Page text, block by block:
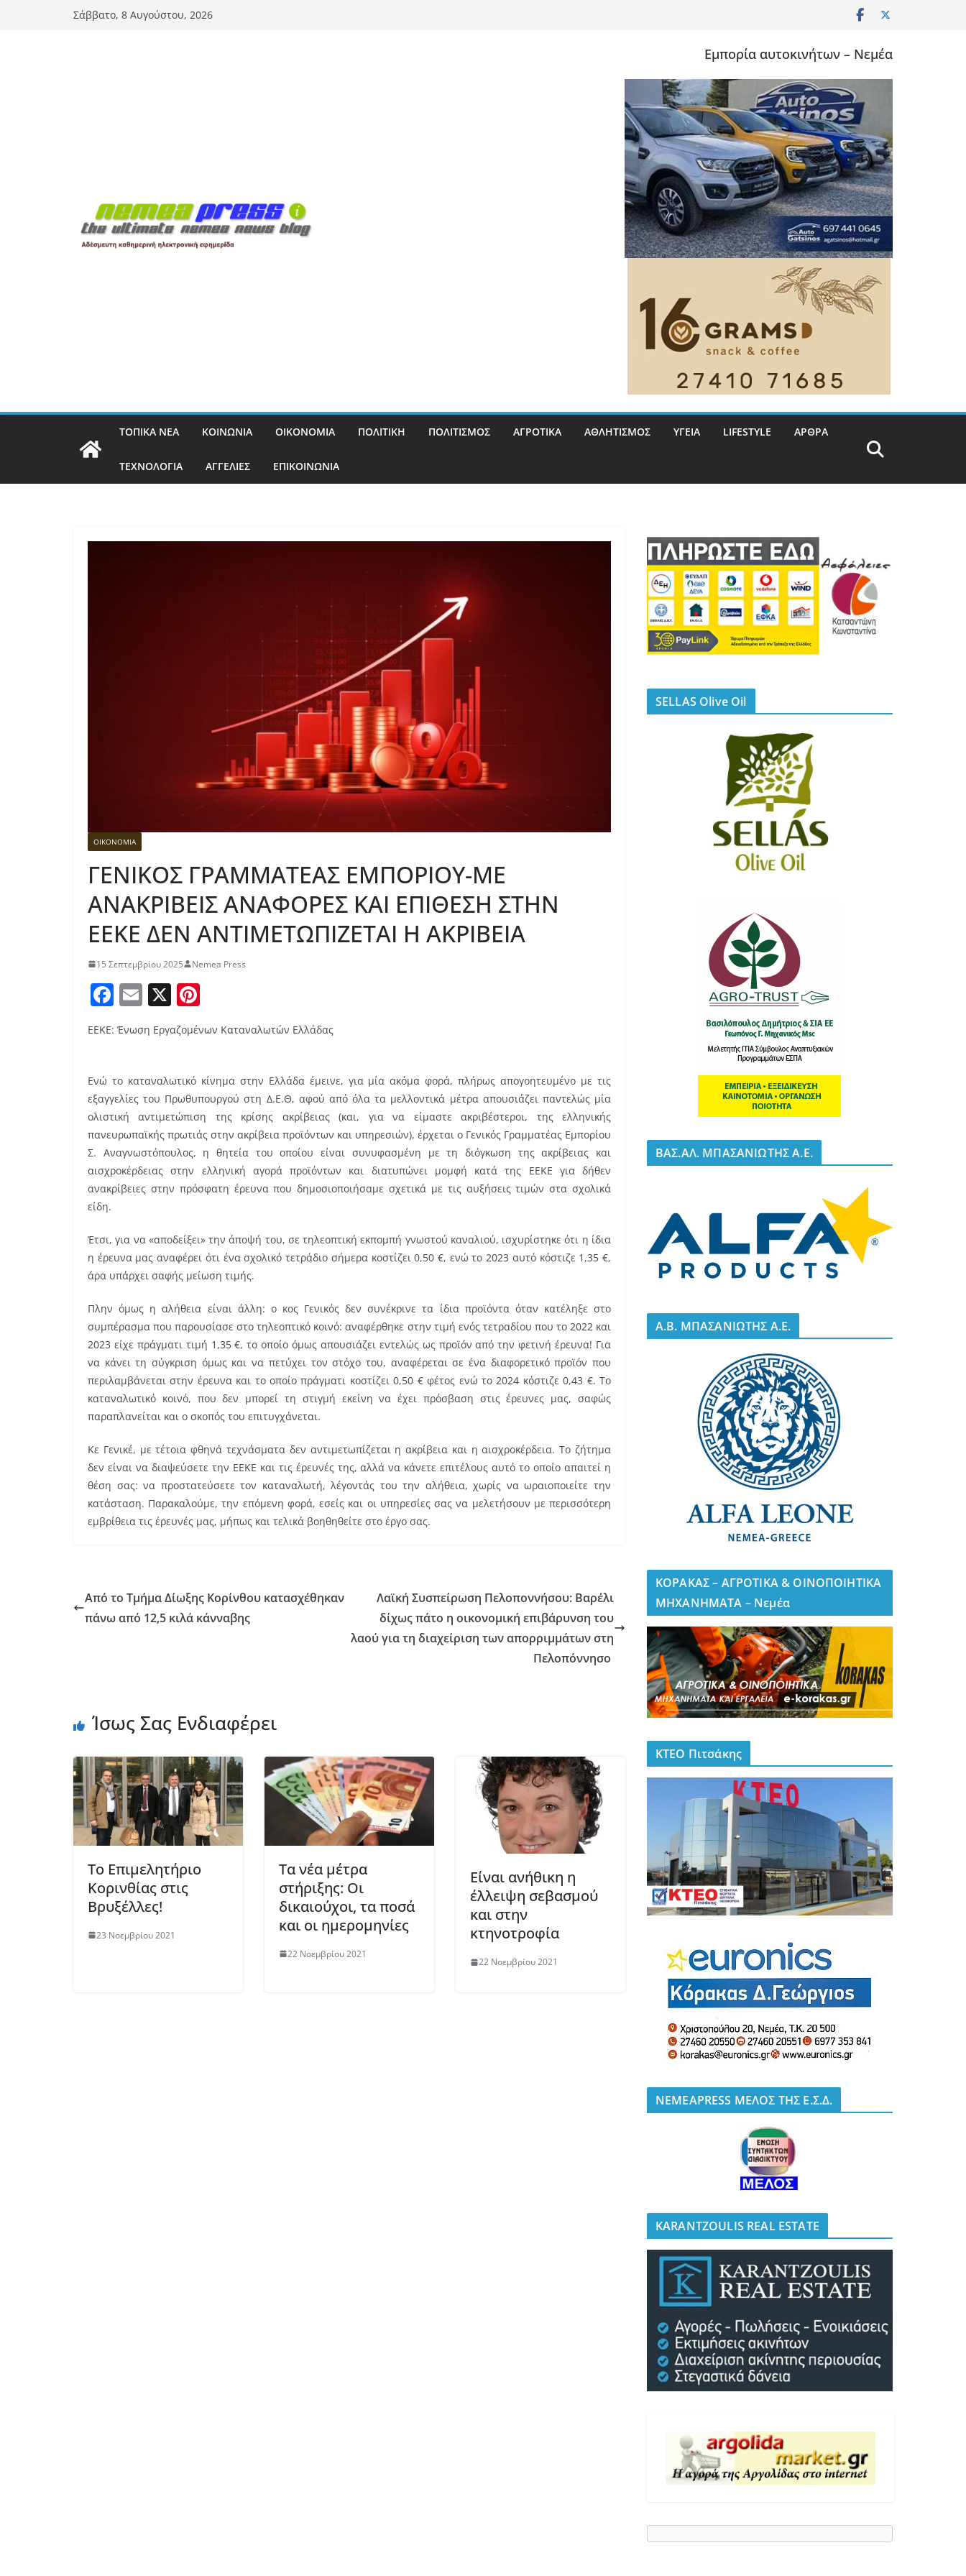
Σάββατο, 8 Αυγούστου, 2026
Εμπορία αυτοκινήτων – Νεμέα
ΤΟΠΙΚΑ ΝΕΑ ΚΟΙΝΩΝΙΑ ΟΙΚΟΝΟΜΙΑ ΠΟΛΙΤΙΚΗ ΠΟΛΙΤΙΣΜΟΣ ΑΓΡΟΤΙΚΑ ΑΘΛΗΤΙΣΜΟΣ ΥΓΕΙΑ LIFESTYLE ΑΡΘΡΑ
ΤΕΧΝΟΛΟΓΙΑ ΑΓΓΕΛΙΕΣ ΕΠΙΚΟΙΝΩΝΙΑ
ΟΙΚΟΝΟΜΙΑ
ΓΕΝΙΚΟΣ ΓΡΑΜΜΑΤΕΑΣ ΕΜΠΟΡΙΟΥ-ΜΕ
ΑΝΑΚΡΙΒΕΙΣ ΑΝΑΦΟΡΕΣ ΚΑΙ ΕΠΙΘΕΣΗ ΣΤΗΝ
ΕΕΚΕ ΔΕΝ ΑΝΤΙΜΕΤΩΠΙΖΕΤΑΙ Η ΑΚΡΙΒΕΙΑ
15 Σεπτεμβρίου 2025 Nemea Press
F
c
b
o
o
k
E
ai
X
er
st
ΕΕΚΕ: Ένωση Εργαζομένων Καταναλωτών Ελλάδας
Ενώ το καταναλωτικό κίνημα στην Ελλάδα έμεινε, για μία ακόμα φορά, πλήρως απογοητευμένο με τις
εξαγγελίες του Πρωθυπουργού στη Δ.Ε.Θ, αφού από όλα τα μελλοντικά μέτρα απουσιάζει παντελώς μία
ολιστική αντιμετώπιση της κρίσης ακρίβειας (και, για να είμαστε ακριβέστεροι, της ελληνικής
πανευρωπαϊκής πρωτιάς στην ακρίβεια προϊόντων και υπηρεσιών), έρχεται ο Γενικός Γραμματέας Εμπορίου
Σ. Αναγνωστόπουλος, η θητεία του οποίου είναι συνυφασμένη με τη διόγκωση της ακρίβειας και
αισχροκέρδειας στην ελληνική αγορά προϊόντων και διατυπώνει μομφή κατά της ΕΕΚΕ για δήθεν
ανακρίβειες στην πρόσφατη έρευνα που δημοσιοποιήσαμε σχετικά με τις αυξήσεις τιμών στα σχολικά
είδη.
Έτσι, για να «αποδείξει» την άποψή του, σε τηλεοπτική εκπομπή γνωστού καναλιού, ισχυρίστηκε ότι η ίδια
η έρευνα μας αναφέρει ότι ένα σχολικό τετράδιο σήμερα κοστίζει 0,50 €, ενώ το 2023 αυτό κόστιζε 1,35 €,
άρα υπάρχει σαφής μείωση τιμής.
Πλην όμως η αλήθεια είναι άλλη: ο κος Γενικός δεν συνέκρινε τα ίδια προϊόντα όταν κατέληξε στο
συμπέρασμα που παρουσίασε στο τηλεοπτικό κοινό: αναφέρθηκε στην τιμή ενός τετραδίου που το 2022 και
2023 είχε πράγματι τιμή 1,35 €, το οποίο όμως απουσιάζει εντελώς ως προϊόν από την φετινή έρευνα! Για
να κάνει τη σύγκριση όμως και να πετύχει τον στόχο του, αναφέρεται σε ένα διαφορετικό προϊόν που
περιλαμβάνεται στην έρευνα και το οποίο πράγματι κοστίζει 0,50 € φέτος ενώ το 2024 κόστιζε 0,43 €. Το
καταναλωτικό κοινό, που δεν μπορεί τη στιγμή εκείνη να έχει πρόσβαση στις έρευνες μας, σαφώς
παραπλανείται και ο σκοπός του επιτυγχάνεται.
Κε Γενικέ, με τέτοια φθηνά τεχνάσματα δεν αντιμετωπίζεται η ακρίβεια και η αισχροκέρδεια. Το ζήτημα
δεν είναι να διαψεύσετε την ΕΕΚΕ και τις έρευνές της, αλλά να κάνετε επιτέλους αυτό το οποίο απαιτεί η
θέση σας: να προστατεύσετε τον καταναλωτή, λέγοντάς του την αλήθεια, χωρίς να ωραιοποιείτε την
κατάσταση. Παρακαλούμε, την επόμενη φορά, εσείς και οι υπηρεσίες σας να μελετήσουν με περισσότερη
εμβρίθεια τις έρευνές μας, μήπως και τελικά βοηθηθείτε στο έργο σας.
Από το Τμήμα Δίωξης Κορίνθου κατασχέθηκαν
πάνω από 12,5 κιλά κάνναβης
Λαϊκή Συσπείρωση Πελοποννήσου: Βαρέλι
δίχως πάτο η οικονομική επιβάρυνση του
λαού για τη διαχείριση των απορριμμάτων στη
Πελοπόννησο
Ίσως Σας Ενδιαφέρει
Το Επιμελητήριο
Κορινθίας στις
Βρυξέλλες!
23 Νοεμβρίου 2021
Τα νέα μέτρα
στήριξης: Οι
δικαιούχοι, τα ποσά
και οι ημερομηνίες
22 Νοεμβρίου 2021
Είναι ανήθικη η
έλλειψη σεβασμού
και στην
κτηνοτροφία
22 Νοεμβρίου 2021
SELLAS Olive Oil
BΑΣ.ΑΛ. ΜΠΑΣΑΝΙΩΤΗΣ Α.Ε.
A.B. ΜΠΑΣΑΝΙΩΤΗΣ Α.Ε.
ΚΟΡΑΚΑΣ – ΑΓΡΟΤΙΚΑ & ΟΙΝΟΠΟΙΗΤΙΚΑ
ΜΗΧΑΝΗΜΑΤΑ – Νεμέα
ΚΤΕΟ Πιτσάκης
NEMEAPRESS ΜΕΛΟΣ ΤΗΣ Ε.Σ.Δ.
KARANTZOULIS REAL ESTATE